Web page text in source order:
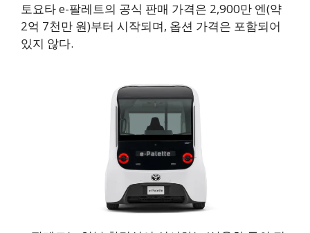
토요타 e-팔레트의 공식 판매 가격은 2,900만 엔(약
2억 7천만 원)부터 시작되며, 옵션 가격은 포함되어
있지 않다.